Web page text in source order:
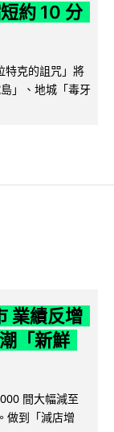
約 10 分
特克的詛咒」將
」、地城「毒牙
業績反增
「新鮮
間大幅減至
做到「減店增